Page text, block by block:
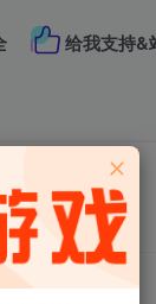
给我支持&